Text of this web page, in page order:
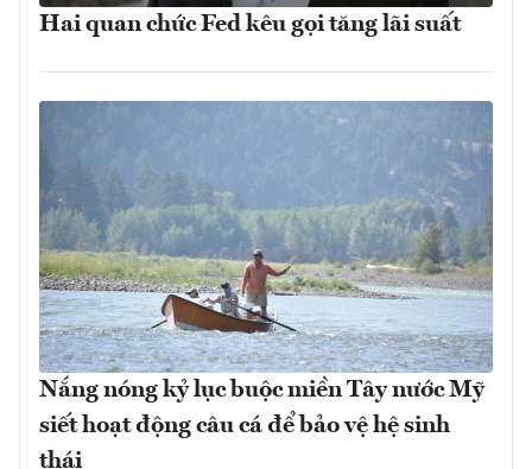
Hai quan chức Fed kêu gọi tăng lãi suất
Nắng nóng kỷ lục buộc miền Tây nước Mỹ
siết hoạt động câu cá để bảo vệ hệ sinh
thái